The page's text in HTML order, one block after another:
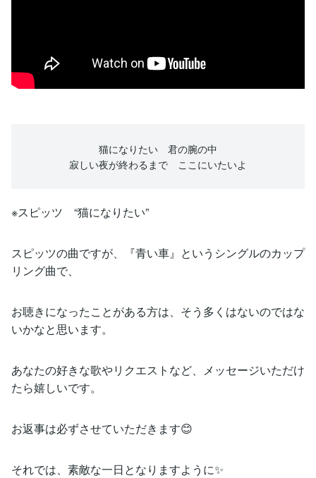
猫になりたい 君の腕の中
寂しい夜が終わるまで ここにいたいよ
※スピッツ “猫になりたい”
スピッツの曲ですが、『青い車』というシングルのカップ
リング曲で、
お聴きになったことがある方は、そう多くはないのではな
いかなと思います。
あなたの好きな歌やリクエストなど、メッセージいただけ
たら嬉しいです。
お返事は必ずさせていただきます😊
それでは、素敵な一日となりますように✨